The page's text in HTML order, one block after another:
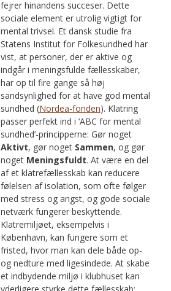
fejrer hinandens succeser. Dette
sociale element er utrolig vigtigt for
mental trivsel. Et dansk studie fra
Statens Institut for Folkesundhed har
vist, at personer, der er aktive og
indgår i meningsfulde fællesskaber,
har op til fire gange så høj
sandsynlighed for at have god mental
sundhed (Nordea-fonden). Klatring
passer perfekt ind i ‘ABC for mental
sundhed’-principperne: Gør noget
Aktivt, gør noget Sammen, og gør
noget Meningsfuldt. At være en del
af et klatrefællesskab kan reducere
følelsen af isolation, som ofte følger
med stress og angst, og gode sociale
netværk fungerer beskyttende.
Klatremiljøet, eksempelvis i
København, kan fungere som et
fristed, hvor man kan dele både op-
og nedture med ligesindede. At skabe
et indbydende miljø i klubhuset kan